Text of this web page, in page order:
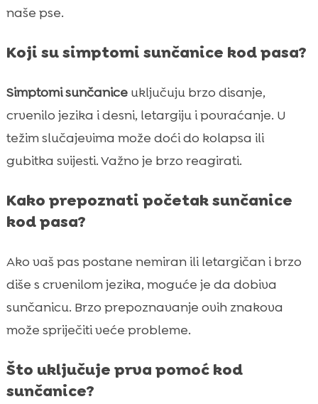
naše pse.
Koji su simptomi sunčanice kod pasa?
Simptomi sunčaniceuključuju brzo disanje,
crvenilo jezika i desni, letargiju i povraćanje. U
težim slučajevima može doći do kolapsa ili
gubitka svijesti. Važno je brzo reagirati.
Kako prepoznati početak sunčanice
kod pasa?
Ako vaš pas postane nemiran ili letargičan i brzo
diše s crvenilom jezika, moguće je da dobiva
sunčanicu. Brzo prepoznavanje ovih znakova
može spriječiti veće probleme.
Što uključuje prva pomoć kod
sunčanice?